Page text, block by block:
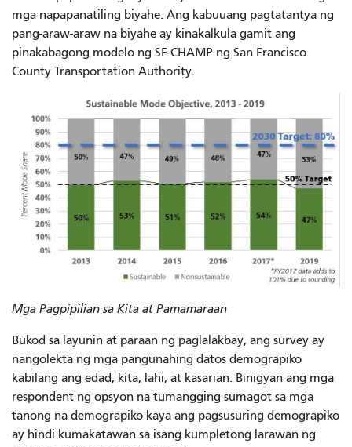
mga napapanatiling biyahe. Ang kabuuang pagtatantya ng
pang-araw-araw na biyahe ay kinakalkula gamit ang
pinakabagong modelo ng SF-CHAMP ng San Francisco
County Transportation Authority.
Mga Pagpipilian sa Kita at Pamamaraan
Bukod sa layunin at paraan ng paglalakbay, ang survey ay
nangolekta ng mga pangunahing datos demograpiko
kabilang ang edad, kita, lahi, at kasarian. Binigyan ang mga
respondent ng opsyon na tumangging sumagot sa mga
tanong na demograpiko kaya ang pagsusuring demograpiko
ay hindi kumakatawan sa isang kumpletong larawan ng